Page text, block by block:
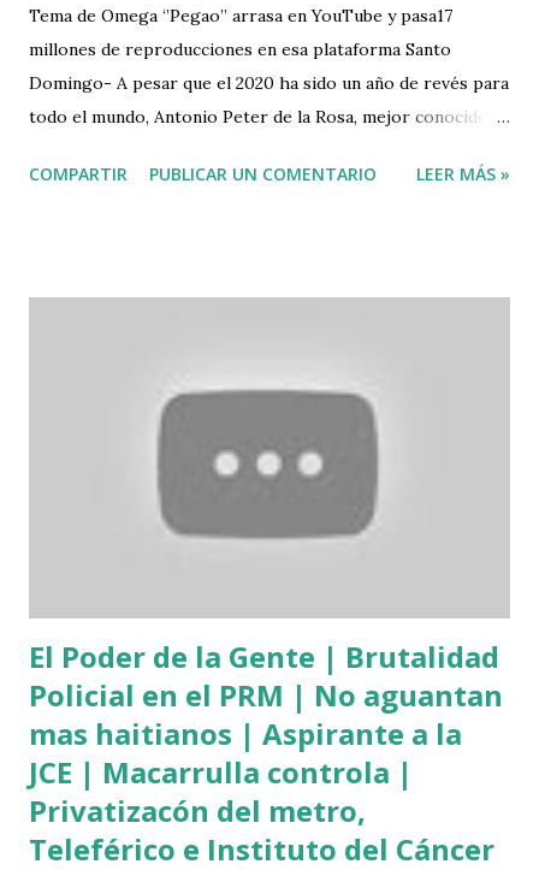
Tema de Omega ‘’Pegao’’ arrasa en YouTube y pasa17
millones de reproducciones en esa plataforma Santo
Domingo- A pesar que el 2020 ha sido un año de revés para
todo el mundo, Antonio Peter de la Rosa, mejor conocido
luego de tener años dándose a conocer por sus problemas
YouTube, donde acumula un total de 15, 771,756 vistas. Entre
otras personalidades que han utilizado esta pegajosa
canción para viralizar sus videos está Gianluca Vacchi junto
cantante mexicana Thalia y el actor español Mario Casas.
COMPARTIR PUBLICAR UN COMENTARIO LEER MÁS »
El Poder de la Gente | Brutalidad
Policial en el PRM | No aguantan
mas haitianos | Aspirante a la
JCE | Macarrulla controla |
Privatizacón del metro,
Teleférico e Instituto del Cáncer